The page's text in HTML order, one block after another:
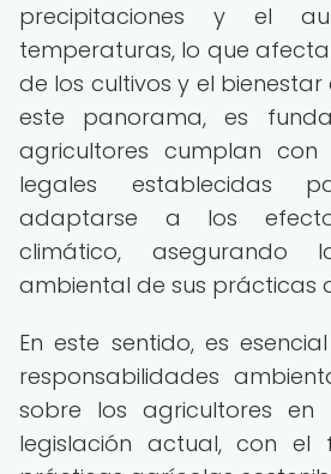
precipitaciones y el
temperaturas, lo que
de los cultivos y el
este panorama, es
agricultores cumplan con
legales establecidas
adaptarse a los
climático, asegurando
ambiental de sus prácticas
En este sentido, es
responsabilidades
sobre los agricultores
legislación actual, con el